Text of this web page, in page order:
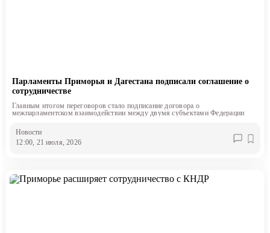
Парламенты Приморья и Дагестана подписали соглашение о
сотрудничестве
Главным итогом переговоров стало подписание договора о
межпарламентском взаимодействии между двумя субъектами Федерации
Новости
12:00, 21 июля, 2026